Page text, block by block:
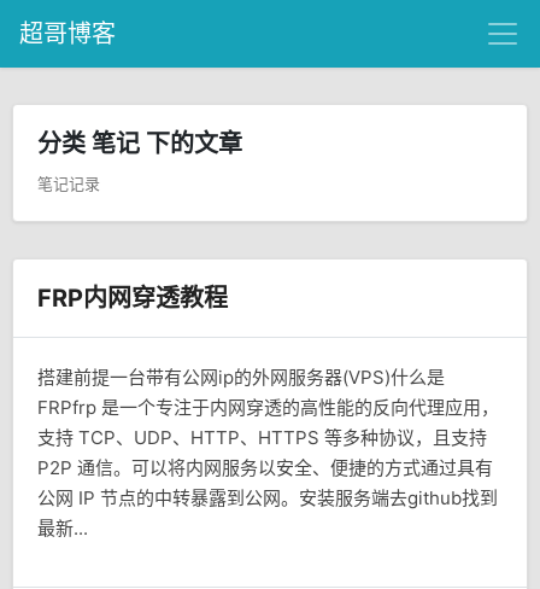
超哥博客
分类 笔记 下的文章
笔记记录
FRP内网穿透教程
搭建前提一台带有公网ip的外网服务器(VPS)什么是
FRPfrp 是一个专注于内网穿透的高性能的反向代理应用，
支持 TCP、UDP、HTTP、HTTPS 等多种协议，且支持
P2P 通信。可以将内网服务以安全、便捷的方式通过具有
公网 IP 节点的中转暴露到公网。安装服务端去github找到
最新...